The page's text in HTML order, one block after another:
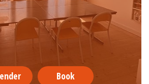
Book